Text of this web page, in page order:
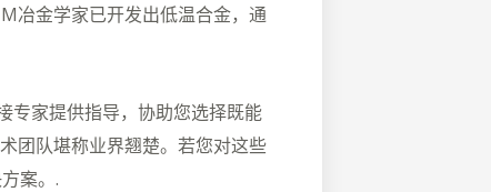
冶金学家已开发出低温合金，通
专家提供指导，协助您选择既能
团队堪称业界翘楚。若您对这些
案。.